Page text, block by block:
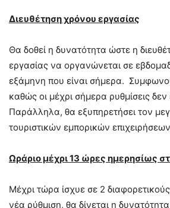
Διευθέτηση χρόνου εργασίας
Θα δοθεί η δυνατότητα ώστε η
εργασίας να οργανώνεται σε
εξάμηνη που είναι σήμερα.
καθώς οι μέχρι σήμερα ρυθμίσεις
Παράλληλα, θα εξυπηρετήσει τον
τουριστικών εμπορικών
Ωράριο μέχρι 13 ώρες ημερησίως
Μέχρι τώρα ίσχυε σε 2
νέα ρύθμιση, θα δίνεται η